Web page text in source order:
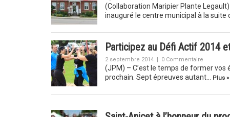
(Collaboration Maripier Plante
inauguré le centre municipal à la suite
Participez au Défi Actif 2014
2 septembre 2014 | 0 Commentaire
(JPM) – C’est le temps de former
prochain. Sept épreuves autant…
Plus »